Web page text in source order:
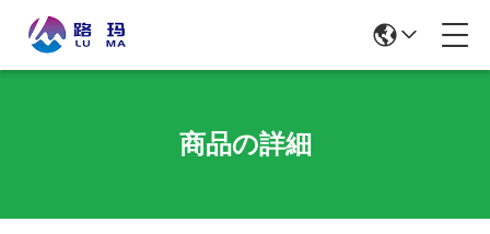
商品の詳細